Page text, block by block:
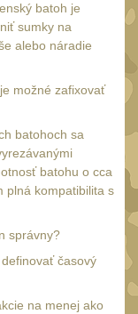
batoh je
sumky na
alebo náradie
možné zafixovať
batohoch sa
batohu o cca
plná kompatibilita s
správny?
časový
na menej ako